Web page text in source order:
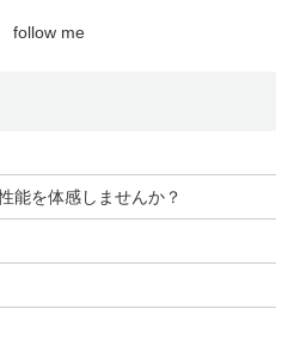
follow me
能を体感しませんか？